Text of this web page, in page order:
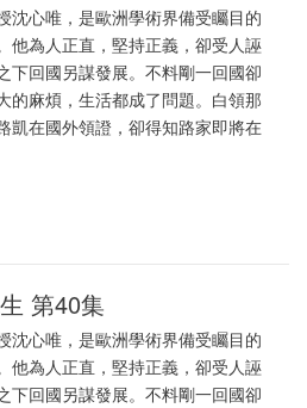
沈心唯，是歐洲學術界備受矚目的
他為人正直，堅持正義，卻受人誣
下回國另謀發展。不料剛一回國卻
的麻煩，生活都成了問題。白領那
凱在國外領證，卻得知路家即將在
第40集
沈心唯，是歐洲學術界備受矚目的
他為人正直，堅持正義，卻受人誣
下回國另謀發展。不料剛一回國卻